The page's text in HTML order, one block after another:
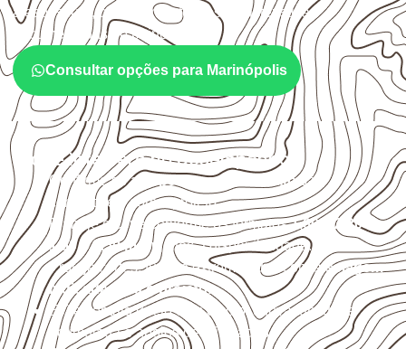
a espessura, o acabamento e as características
documentadas do painel.
Consultar opções para Marinópolis
O que interfere no desempenho
Confirme se a espessura e o formatosão
compatíveis com o projeto.
Planeje o corte conforme os formatos1,60 × 2,20 m e
1,60 × 2,50 m, sujeitos à disponibilidade.
Proteja cortes, furos e extremidades com aselagem
indicada para o projeto.
Evite contato direto com o solo, chuva, umidade
acumulada e apoios desnivelados.